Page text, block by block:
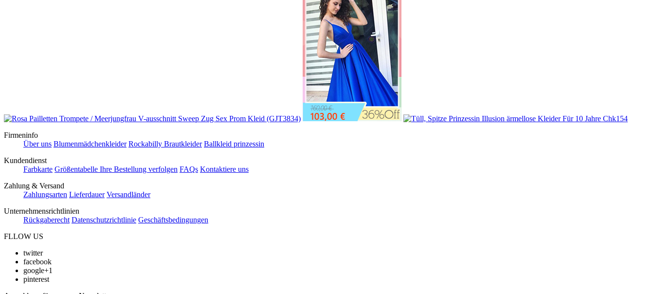
Firmeninfo
Über uns Blumenmädchenkleider Rockabilly Brautkleider Ballkleid prinzessin
Kundendienst
Farbkarte Größentabelle Ihre Bestellung verfolgen FAQs Kontaktiere uns
Zahlung & Versand
Zahlungsarten Lieferdauer Versandländer
Unternehmensrichtlinien
Rückgaberecht Datenschutzrichtlinie Geschäftsbedingungen
FLLOW US
twitter
facebook
google+1
pinterest